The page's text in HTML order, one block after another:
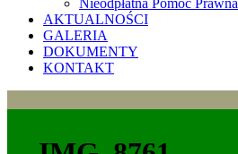
Nieodpłatna Pomoc Prawna
AKTUALNOŚCI
GALERIA
DOKUMENTY
KONTAKT